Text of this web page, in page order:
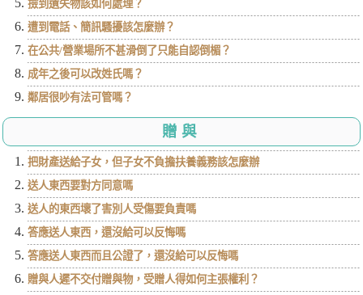
撿到遺失物該如何處理？
遭到電話、簡訊騷擾該怎麼辦？
在公共/營業場所不甚滑倒了只能自認倒楣？
成年之後可以改姓氏嗎？
鄰居很吵有法可管嗎？
贈與
把財產送給子女，但子女不負擔扶養義務該怎麼辦
送人東西要對方同意嗎
送人的東西壞了害別人受傷要負責嗎
答應送人東西，還沒給可以反悔嗎
答應送人東西而且公證了，還沒給可以反悔嗎
贈與人遲不交付贈與物，受贈人得如何主張權利？